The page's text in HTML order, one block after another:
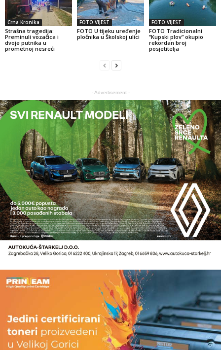
Crna Kronika
Strašna tragedija:
Preminuli vozačica i
dvoje putnika u
prometnoj nesreći
FOTO VIJEST
FOTO U tijeku uređenje
pločnika u Školskoj ulici
FOTO VIJEST
FOTO Tradicionalni
“Kupski plov” okupio
rekordan broj
posjetitelja
- Advertisement -